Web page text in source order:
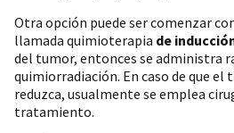
Otra opción puede ser comenzar
llamada quimioterapia de
del tumor, entonces se administra
quimiorradiación. En caso de que
reduzca, usualmente se emplea
tratamiento.